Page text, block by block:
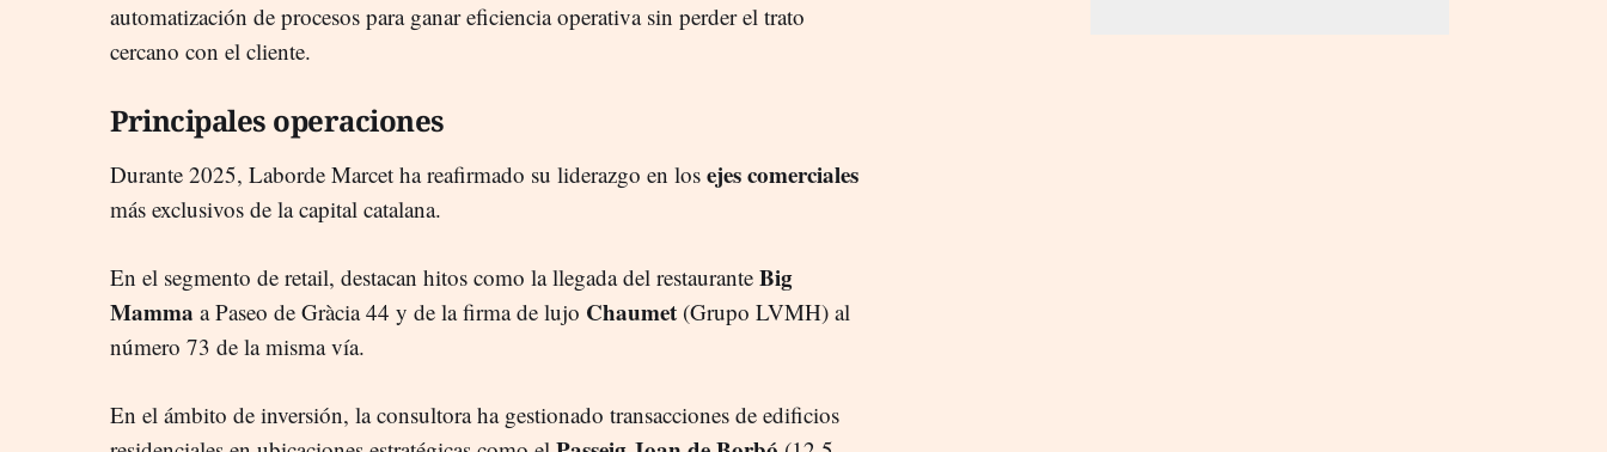
automatización de procesos para ganar eficiencia operativa sin perder el trato
cercano con el cliente.
Principales operaciones
Durante 2025, Laborde Marcet ha reafirmado su liderazgo en los ejes comerciales
más exclusivos de la capital catalana.
En el segmento de retail, destacan hitos como la llegada del restaurante Big
Mamma a Paseo de Gràcia 44 y de la firma de lujo Chaumet (Grupo LVMH) al
número 73 de la misma vía.
En el ámbito de inversión, la consultora ha gestionado transacciones de edificios